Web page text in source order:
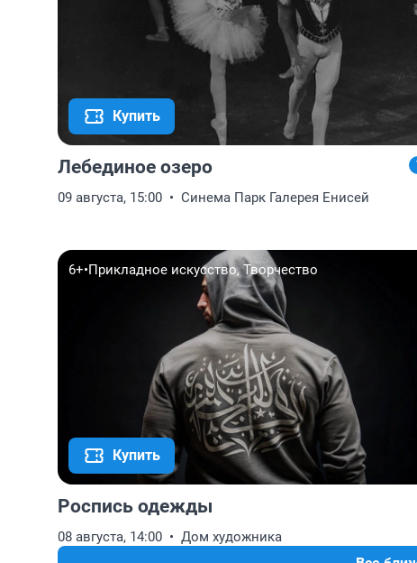
Купить
Лебединое озеро
09 августа, 15:00 Синема Парк Галерея Енисей
6+•Прикладное искусство, Творчество
Купить
Роспись одежды
08 августа, 14:00 Дом художника